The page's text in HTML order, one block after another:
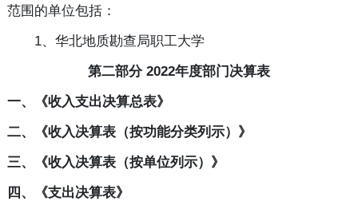
范围的单位包括：
1、华北地质勘查局职工大学
第二部分 2022年度部门决算表
一、《收入支出决算总表》
二、《收入决算表（按功能分类列示）》
三、《收入决算表（按单位列示）》
四、《支出决算表》